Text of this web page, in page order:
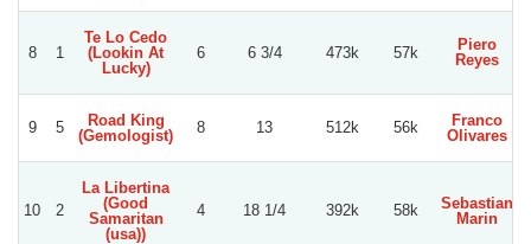
8 1
Te Lo Cedo
(Lookin At
Lucky)
6 6 3/4 473k 57k
Piero
Reyes
9 5
Road King
(Gemologist)
8 13 512k 56k
Franco
Olivares
10 2
La Libertina
(Good
Samaritan
(usa))
4 18 1/4 392k 58k
Sebastian
Marin